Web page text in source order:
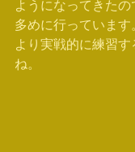
ようになってきた
多めに行っています
より実戦的に練習
ね。